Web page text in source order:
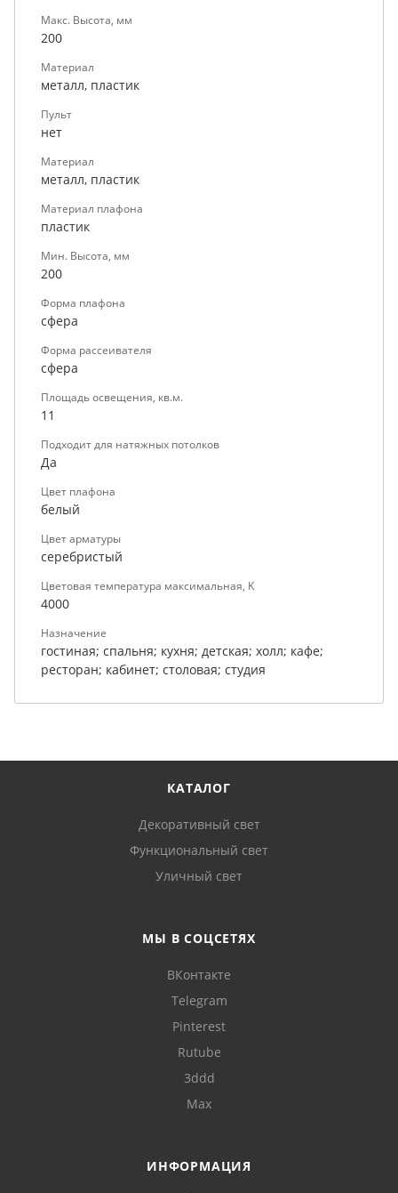
Макс. Высота, мм
200
Материал
металл, пластик
Пульт
нет
Материал
металл, пластик
Материал плафона
пластик
Мин. Высота, мм
200
Форма плафона
сфера
Форма рассеивателя
сфера
Площадь освещения, кв.м.
11
Подходит для натяжных потолков
Да
Цвет плафона
белый
Цвет арматуры
серебристый
Цветовая температура максимальная, K
4000
Назначение
гостиная; спальня; кухня; детская; холл; кафе;
ресторан; кабинет; столовая; студия
КАТАЛОГ
Декоративный свет
Функциональный свет
Уличный свет
МЫ В СОЦСЕТЯХ
ВКонтакте
Telegram
Pinterest
Rutube
3ddd
Max
ИНФОРМАЦИЯ